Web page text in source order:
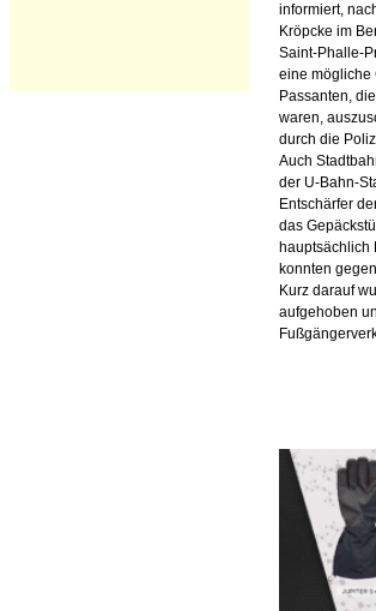
informiert,
Kröpcke im
Saint-Phalle-
eine mögliche
Passanten,
waren,
durch die
Auch
der U-Bahn-
Entschärfer
das
hauptsächlich
konnten
Kurz darauf
aufgehoben